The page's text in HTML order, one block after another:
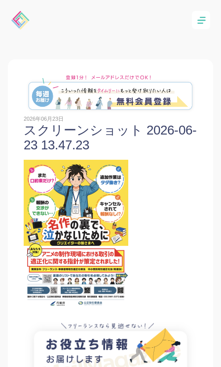
2026年06月23日
スクリーンショット 2026-06-
23 13.47.23